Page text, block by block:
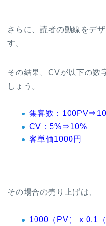
さらに、読者の動線をデ
す。
その結果、CVが以下の数
しょう。
集客数：
CV：5%⇒10%
客単価1000円
その場合の売り上げは、
1000（PV） x 0.1